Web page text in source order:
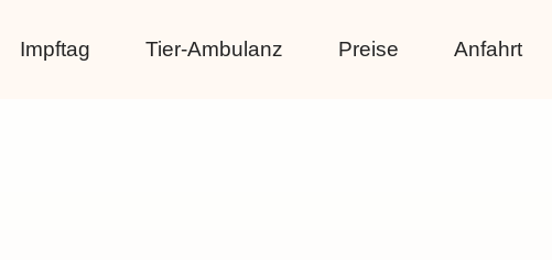
Impftag Tier-Ambulanz Preise Anfahrt